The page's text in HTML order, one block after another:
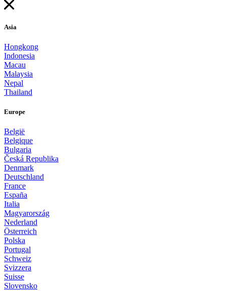
Asia
Hongkong
Indonesia
Macau
Malaysia
Nepal
Thailand
Europe
België
Belgique
Bulgaria
Česká Republika
Denmark
Deutschland
France
España
Italia
Magyarország
Nederland
Österreich
Polska
Portugal
Schweiz
Svizzera
Suisse
Slovensko